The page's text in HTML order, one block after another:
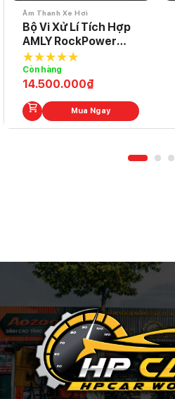
Âm Thanh Xe Hơi
Bộ Vi Xử Lí Tích Hợp
AMLY RockPower
R8.6
14.500.000₫
5.0out of
5
Còn hàng
Mua Ngay